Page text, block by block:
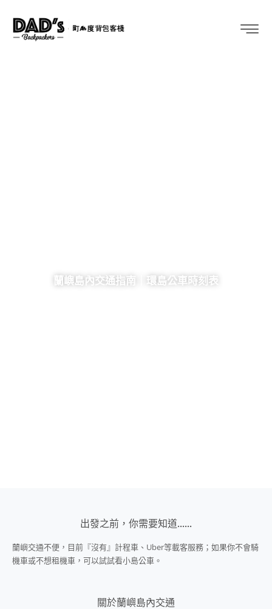
蘭嶼島內交通指南｜環島公車時刻表​
出發之前，你需要知道......
蘭嶼交通不便，目前『沒有』計程車、Uber等載客服務；如果你不會騎
機車或不想租機車，可以試試看小島公車。
關於蘭嶼島內交通